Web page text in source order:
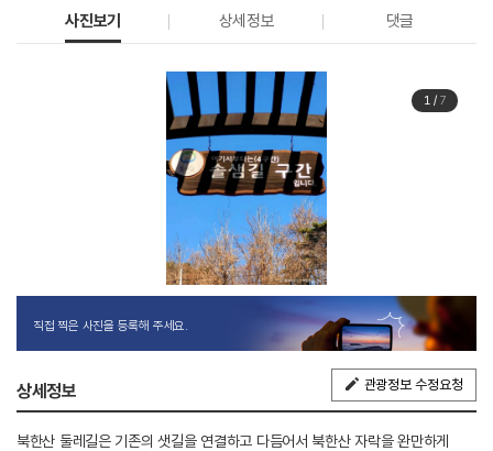
사진보기 상세정보 댓글
1/ 7
직접 찍은 사진을 등록해 주세요.
상세정보 관광정보 수정요청
북한산 둘레길은 기존의 샛길을 연결하고 다듬어서 북한산 자락을 완만하게